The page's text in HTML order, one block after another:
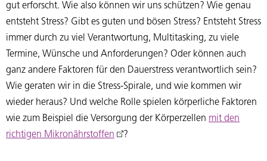
gut erforscht. Wie also können wir uns schützen? Wie genau
entsteht Stress? Gibt es guten und bösen Stress? Entsteht Stress
immer durch zu viel Verantwortung, Multitasking, zu viele
Termine, Wünsche und Anforderungen? Oder können auch
ganz andere Faktoren für den Dauerstress verantwortlich sein?
Wie geraten wir in die Stress-Spirale, und wie kommen wir
wieder heraus? Und welche Rolle spielen körperliche Faktoren
wie zum Beispiel die Versorgung der Körperzellen mit den
richtigen Mikronährstoffen
?